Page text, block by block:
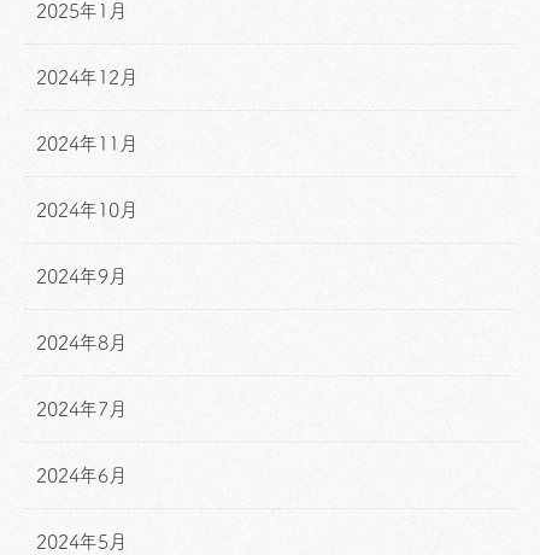
2025年1月
2024年12月
2024年11月
2024年10月
2024年9月
2024年8月
2024年7月
2024年6月
2024年5月